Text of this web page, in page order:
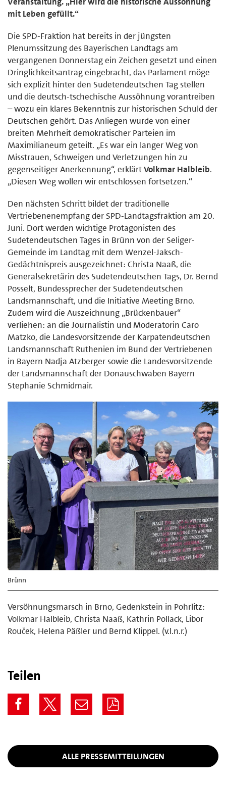
mit Leben gefüllt.“
Die SPD-Fraktion hat bereits in der jüngsten
Plenumssitzung des Bayerischen Landtags am
vergangenen Donnerstag ein Zeichen gesetzt und einen
Dringlichkeitsantrag eingebracht, das Parlament möge
sich explizit hinter den Sudetendeutschen Tag stellen
und die deutsch-tschechische Aussöhnung vorantreiben
– wozu ein klares Bekenntnis zur historischen Schuld der
Deutschen gehört. Das Anliegen wurde von einer
breiten Mehrheit demokratischer Parteien im
Maximilianeum geteilt. „Es war ein langer Weg von
Misstrauen, Schweigen und Verletzungen hin zu
gegenseitiger Anerkennung“, erklärtVolkmar Halbleib.
„Diesen Weg wollen wir entschlossen fortsetzen.“
Den nächsten Schritt bildet der traditionelle
Vertriebenenempfang der SPD-Landtagsfraktion am 20.
Juni. Dort werden wichtige Protagonisten des
Sudetendeutschen Tages in Brünn von der Seliger-
Gemeinde im Landtag mit dem Wenzel-Jaksch-
Gedächtnispreis ausgezeichnet: Christa Naaß, die
Generalsekretärin des Sudetendeutschen Tags, Dr. Bernd
Posselt, Bundessprecher der Sudetendeutschen
Landsmannschaft, und die Initiative Meeting Brno.
Zudem wird die Auszeichnung „Brückenbauer“
verliehen: an die Journalistin und Moderatorin Caro
Matzko, die Landesvorsitzende der Karpatendeutschen
Landsmannschaft Ruthenien im Bund der Vertriebenen
in Bayern Nadja Atzberger sowie die Landesvorsitzende
der Landsmannschaft der Donauschwaben Bayern
Stephanie Schmidmair.
Brünn
Versöhnungsmarsch in Brno, Gedenkstein in Pohrlitz:
Volkmar Halbleib, Christa Naaß, Kathrin Pollack, Libor
Rouček, Helena Päßler und Bernd Klippel. (v.l.n.r.)
Teilen
ALLE PRESSEMITTEILUNGEN